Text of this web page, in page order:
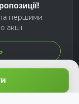
та першими
акції
захищені.